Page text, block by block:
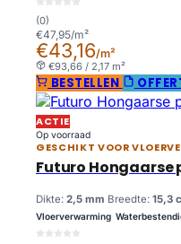
(0)
€47,95/m²
€43,16/m²
€93,66 / 2,17 m²
BESTELLEN
ACTIE
Op voorraad
GESCHIKT VOOR
Futuro Hongaarse
Dikte: 2,5 mm Breedte: 15,3
Vloerverwarming